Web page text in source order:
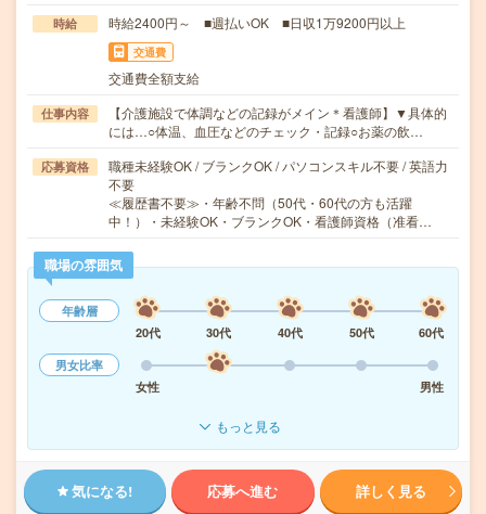
時給 時給2400円～ ■週払いOK ■日収1万9200円以上
交通費
交通費全額支給
仕事内容
【介護施設で体調などの記録がメイン＊看護師】▼具体的
には…○体温、血圧などのチェック・記録○お薬の飲…
応募資格
職種未経験OK / ブランクOK / パソコンスキル不要 / 英語力
不要
≪履歴書不要≫・年齢不問（50代・60代の方も活躍
中！）・未経験OK・ブランクOK・看護師資格（准看…
職場の雰囲気
年齢層
20代
30代 40代 50代
60代
男女比率
女性
男性
もっと見る
気になる! 応募へ進む 詳しく見る